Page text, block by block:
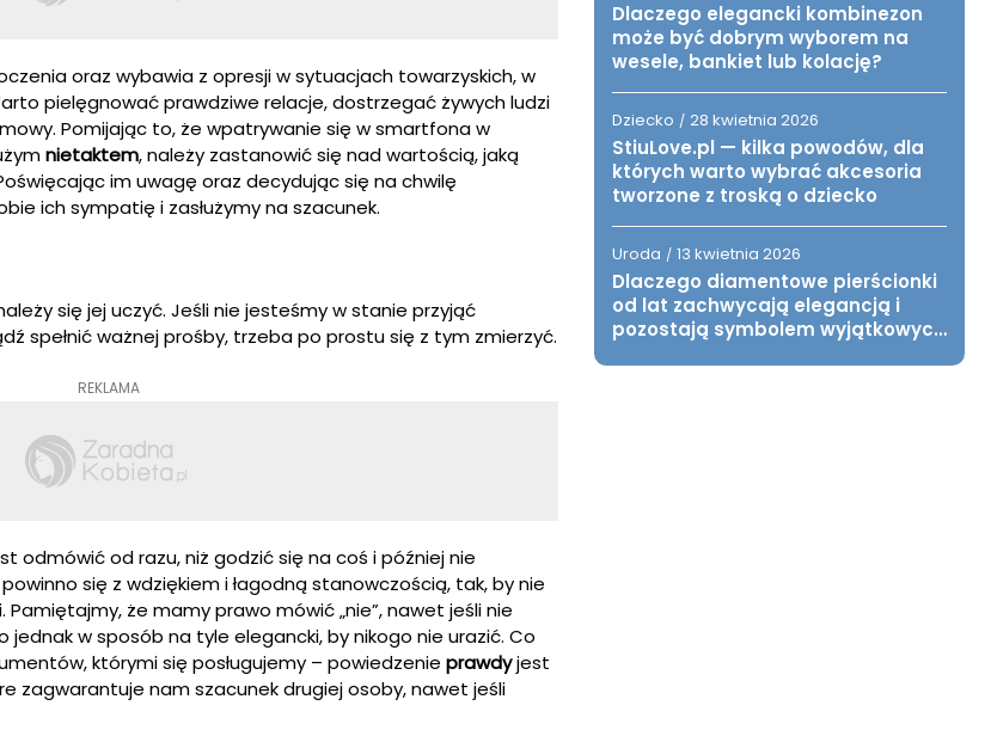
oraz wybawia z opresji w sytuacjach towarzyskich, w
pielęgnować prawdziwe relacje, dostrzegać żywych ludzi
Pomijając to, że wpatrywanie się w smartfona w
nietaktem, należy zastanowić się nad wartością, jaką
im uwagę oraz decydując się na chwilę
ich sympatię i zasłużymy na szacunek.
się jej uczyć. Jeśli nie jesteśmy w stanie przyjąć
spełnić ważnej prośby, trzeba po prostu się z tym zmierzyć.
REKLAMA
odmówić od razu, niż godzić się na coś i później nie
się z wdziękiem i łagodną stanowczością, tak, by nie
że mamy prawo mówić „nie”, nawet jeśli nie
w sposób na tyle elegancki, by nikogo nie urazić. Co
którymi się posługujemy – powiedzenie prawdyjest
zagwarantuje nam szacunek drugiej osoby, nawet jeśli
Dlaczego elegancki kombinezon
może być dobrym wyborem na
wesele, bankiet lub kolację?
Dziecko / 28 kwietnia 2026
StiuLove.pl — kilka powodów, dla
których warto wybrać akcesoria
tworzone z troską o dziecko
Uroda / 13 kwietnia 2026
Dlaczego diamentowe pierścionki
od lat zachwycają elegancją i
pozostają symbolem wyjątkowych